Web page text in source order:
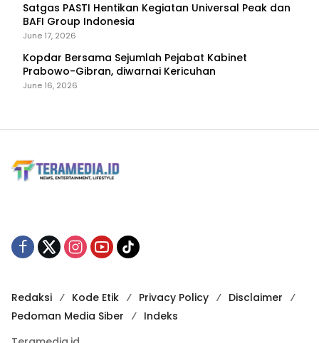
Satgas PASTI Hentikan Kegiatan Universal Peak dan
BAFI Group Indonesia
June 17, 2026
Kopdar Bersama Sejumlah Pejabat Kabinet
Prabowo-Gibran, diwarnai Kericuhan
June 16, 2026
Redaksi Kode Etik Privacy Policy
Disclaimer
Pedoman Media Siber
Indeks